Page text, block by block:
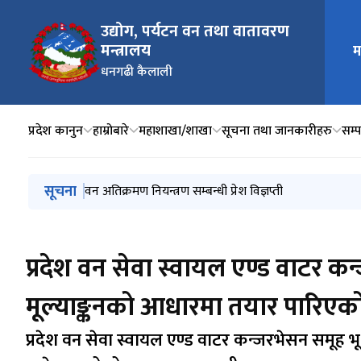
उद्योग, पर्यटन वन तथा वातावरण
मन्त्रालय
धनगढी कैलाली
मुख्य
प्रदेश कानुन हाम्रोबारे महाशाखा/शाखा सूचना तथा जानकारीहरु
मुख्य नेभिगेसनमा जानुहोस्
सूचना वन अतिक्रमण नियन्त्रण सम्बन्धी प्रेश विज्ञप्ती
प्रदेश वन सेवा स्वायल एण्ड वाटर
मूल्याङ्कनको आधारमा तयार
प्रदेश वन सेवा स्वायल एण्ड वाटर कन्जरभेसन समूह